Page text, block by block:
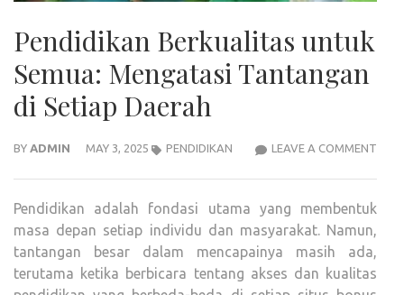
Pendidikan Berkualitas untuk
Semua: Mengatasi Tantangan
di Setiap Daerah
BY ADMIN MAY 3, 2025 LEAVE A COMMENT
PENDIDIKAN
Pendidikan adalah fondasi utama yang membentuk
masa depan setiap individu dan masyarakat. Namun,
tantangan besar dalam mencapainya masih ada,
terutama ketika berbicara tentang akses dan kualitas